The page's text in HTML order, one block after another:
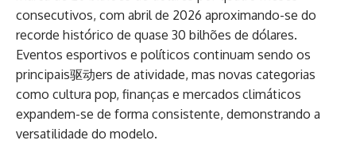
consecutivos, com abril de 2026 aproximando-se do
recorde histórico de quase 30 bilhões de dólares.
Eventos esportivos e políticos continuam sendo os
principais驱动ers de atividade, mas novas categorias
como cultura pop, finanças e mercados climáticos
expandem-se de forma consistente, demonstrando a
versatilidade do modelo.